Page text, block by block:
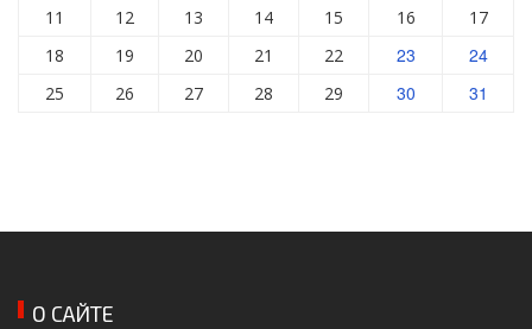
11 12 13 14 15 16
17
18
19 20 21 22 23 24
25 26 27 28 29 30 31
О САЙТЕ